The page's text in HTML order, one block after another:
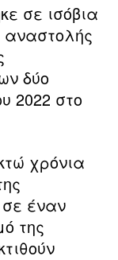
σε ισόβια
αναστολής
δύο
2022 στο
χρόνια
έναν
της